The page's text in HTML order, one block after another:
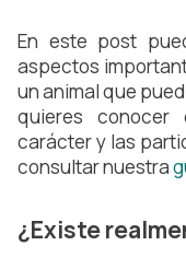
En este post
aspectos
un animal que
quieres
carácter y las
consultar nuestra
¿Existe